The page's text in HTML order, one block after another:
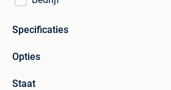
Specificaties
Opties
Staat